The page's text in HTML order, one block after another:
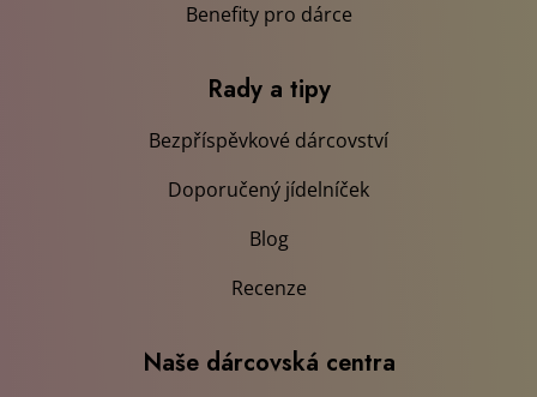
Benefity pro dárce
Rady a tipy
Bezpříspěvkové dárcovství
Doporučený jídelníček
Blog
Recenze
Naše dárcovská centra